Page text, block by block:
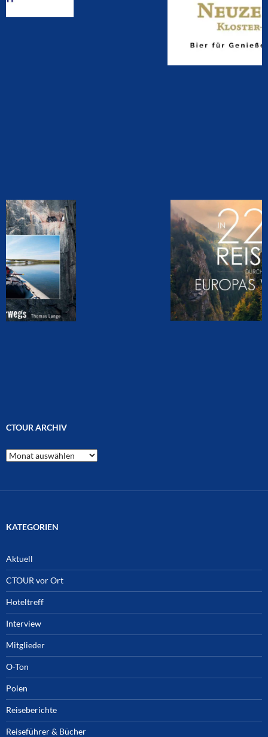
CTOUR ARCHIV
CTOUR
Archiv
KATEGORIEN
Aktuell
CTOUR vor Ort
Hoteltreff
Interview
Mitglieder
O-Ton
Polen
Reiseberichte
Reiseführer & Bücher